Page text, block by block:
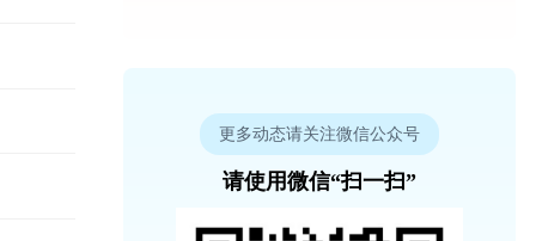
更多动态请关注微信公众号
请使用微信“扫一扫”